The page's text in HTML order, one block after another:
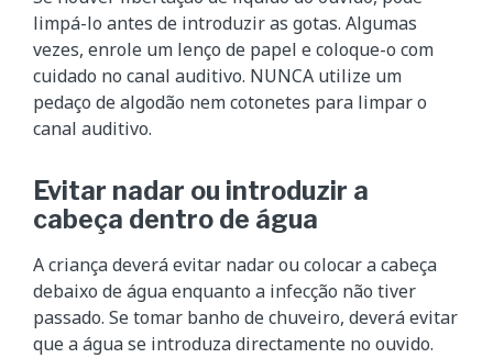
limpá-lo antes de introduzir as gotas. Algumas
vezes, enrole um lenço de papel e coloque-o com
cuidado no canal auditivo. NUNCA utilize um
pedaço de algodão nem cotonetes para limpar o
canal auditivo.
Evitar nadar ou introduzir a
cabeça dentro de água
A criança deverá evitar nadar ou colocar a cabeça
debaixo de água enquanto a infecção não tiver
passado. Se tomar banho de chuveiro, deverá evitar
que a água se introduza directamente no ouvido.